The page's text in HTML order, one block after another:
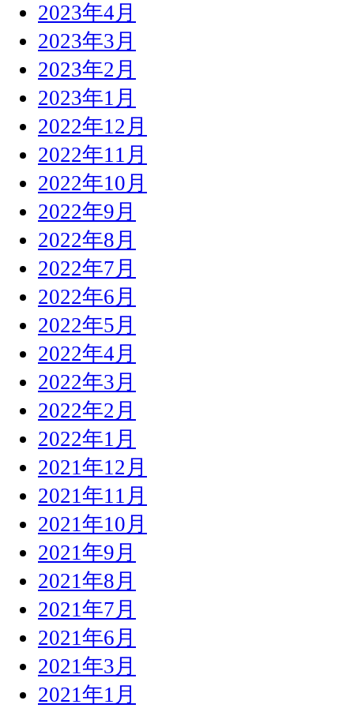
2023年4月
2023年3月
2023年2月
2023年1月
2022年12月
2022年11月
2022年10月
2022年9月
2022年8月
2022年7月
2022年6月
2022年5月
2022年4月
2022年3月
2022年2月
2022年1月
2021年12月
2021年11月
2021年10月
2021年9月
2021年8月
2021年7月
2021年6月
2021年3月
2021年1月